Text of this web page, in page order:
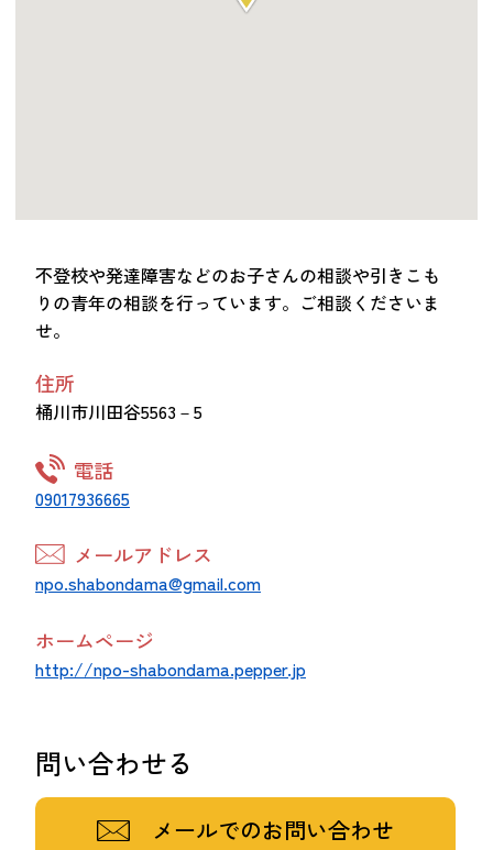
不登校や発達障害などのお子さんの相談や引きこも
りの青年の相談を行っています。ご相談くださいま
せ。
住所
桶川市川田谷5563－5
電話
09017936665
メールアドレス
npo.shabondama@gmail.com
ホームページ
http://npo-shabondama.pepper.jp
問い合わせる
メールでのお問い合わせ